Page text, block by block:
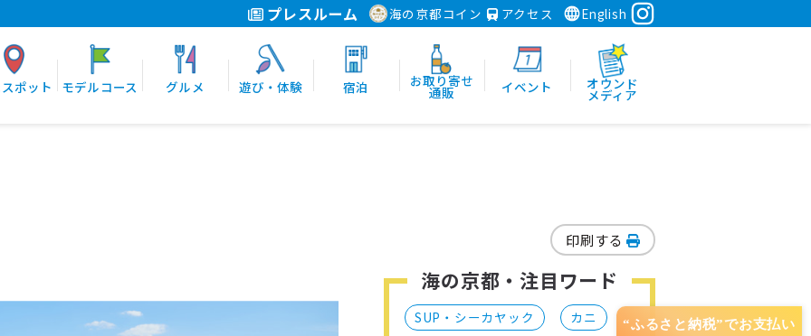
プレスルーム 海の京都コイン アクセス English
ポット モデルコース グルメ 遊び・体験 宿泊 お取り寄せ
通販 イベント オウンド
メディア
“ふるさと納税”でお支払い
印刷する
海の京都・注目ワード
SUP・シーカヤック カニ